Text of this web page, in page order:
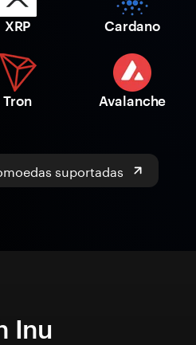
XRP Cardano
Tron Avalanche
suportadas
Inu